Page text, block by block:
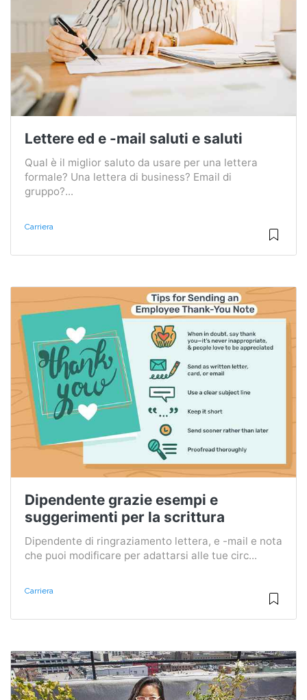
Lettere ed e -mail saluti e saluti
Qual è il miglior saluto da usare per una lettera
formale? Una lettera di business? Email di
gruppo?...
Carriera
Dipendente grazie esempi e
suggerimenti per la scrittura
Dipendente di ringraziamento lettera, e -mail e nota
che puoi modificare per adattarsi alle tue circ...
Carriera